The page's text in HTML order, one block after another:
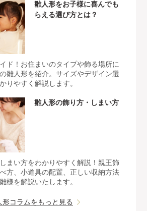
雛人形をお子様に喜んでも
らえる選び方とは？
ド！お住まいのタイプや飾る場所に
雛人形を紹介。サイズやデザイン選
りやすく解説します。
雛人形の飾り方・しまい方
まい方をわかりやすく解説！親王飾
方、小道具の配置、正しい収納方法
様を解説いたします。
形コラムをもっと見る